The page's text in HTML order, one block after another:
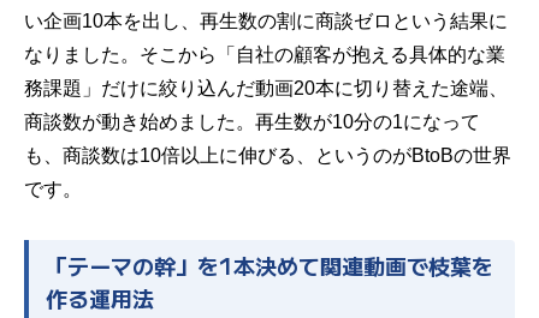
い企画10本を出し、再生数の割に商談ゼロという結果に
なりました。そこから「自社の顧客が抱える具体的な業
務課題」だけに絞り込んだ動画20本に切り替えた途端、
商談数が動き始めました。再生数が10分の1になって
も、商談数は10倍以上に伸びる、というのがBtoBの世界
です。
「テーマの幹」を1本決めて関連動画で枝葉を
作る運用法